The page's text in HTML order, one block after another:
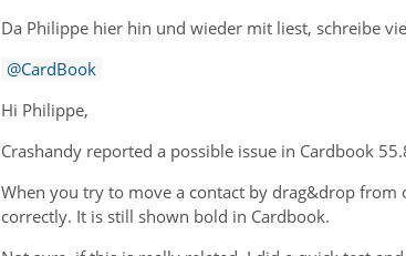
Da Philippe hier hin und wieder mit liest, schreibe
CardBook
Hi Philippe,
Crashandy reported a possible issue in Cardbook
When you try to move a contact by drag&drop from
correctly. It is still shown bold in Cardbook.